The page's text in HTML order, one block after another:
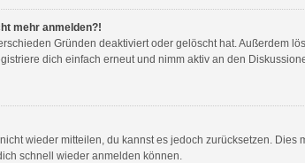
mehr anmelden?!
Gründen deaktiviert oder gelöscht hat. Außerdem
dich einfach erneut und nimm aktiv an den
wieder mitteilen, du kannst es jedoch zurücksetzen.
schnell wieder anmelden können.